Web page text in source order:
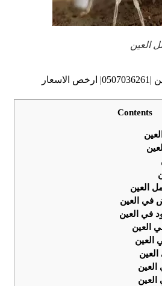
العين
Contents
العين
في العين
في العين
العين
العين
العين